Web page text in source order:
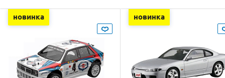
новинка новинка